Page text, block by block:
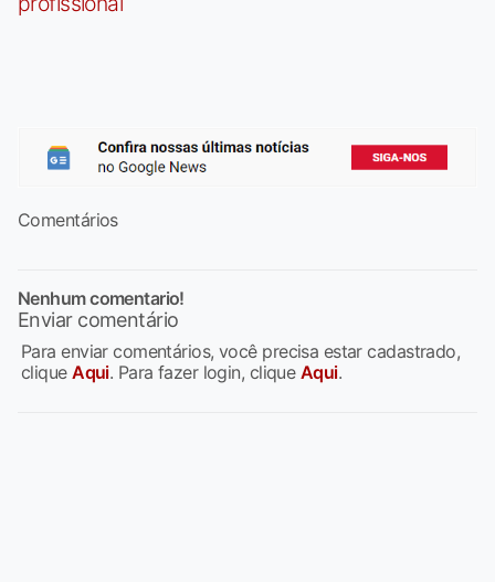
Comentários
Nenhum comentario!
Enviar comentário
Para enviar comentários, você precisa estar cadastrado,
cliqueAqui. Para fazer login, clique Aqui.